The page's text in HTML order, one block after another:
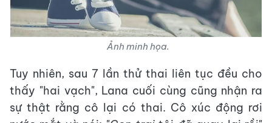
Ảnh minh họa.
Tuy nhiên, sau 7 lần thử thai liên tục đều cho
thấy "hai vạch", Lana cuối cùng cũng nhận ra
sự thật rằng cô lại có thai. Cô xúc động rơi